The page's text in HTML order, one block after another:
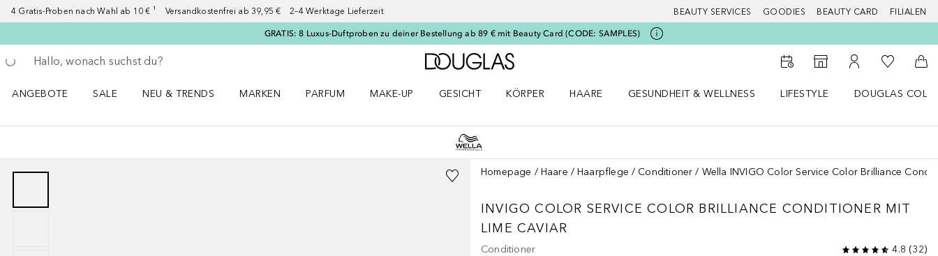
4 Gratis-Proben nach Wahl ab 10 € ¹ Versandkostenfrei ab 39,95 € 2–4 Werktage Lieferzeit BEAUTY SERVICES GOODIES BEAUTY CARD FILIALEN
GRATIS: 8 Luxus-Duftproben zu deiner Bestellung ab 89 € mit Beauty Card (CODE: SAMPLES)
Gehe zurück
Suche ausführen
Zur Douglas Startseite
Zum Storefinder
Zu Meinem
Zu Meiner
ANGEBOTE
SALE
NEU & TRENDS
MARKEN
PARFUM
MAKE-UP
GESICHT
KÖRPER
HAARE
GESUNDHEIT & WELLNESS
LIFESTYLE
DOUGLAS
Homepage Haare Haarpflege Conditioner Wella INVIGO Color Service Color Brilliance
INVIGO COLOR SERVICE COLOR BRILLIANCE CONDITIONER MIT
LIME CAVIAR
Conditioner 4.8 (32)